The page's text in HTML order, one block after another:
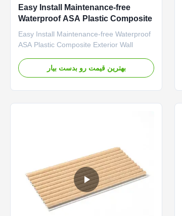
Easy Install Maintenance-free
Waterproof ASA Plastic Composite
Exterior Wall Cladding Panels Eco-
Friendly Fireproof Features
Easy Install Maintenance-free Waterproof
ASA Plastic Composite Exterior Wall
exterior wall cladding panels made from
recycled plastics and non-virgin wood.
بهترین قیمت رو بدست بیار